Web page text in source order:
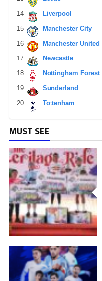
14
Liverpool
15
Manchester City
16
Manchester United
17
Newcastle
18
Nottingham Forest
19
Sunderland
20
Tottenham
MUST SEE